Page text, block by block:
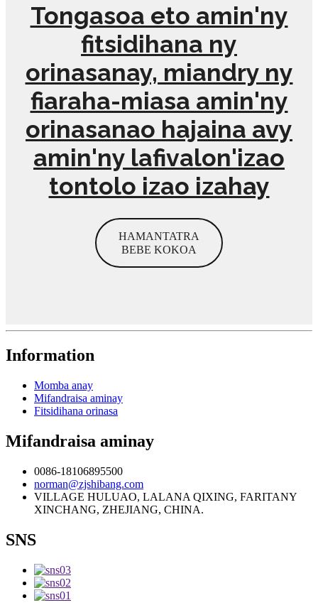
Tongasoa eto amin'ny
fitsidihana ny
orinasanay, miandry ny
fiaraha-miasa amin'ny
orinasanao hajaina avy
amin'ny lafivalon'izao
tontolo izao izahay
HAMANTATRA
BEBE KOKOA
Information
Momba anay
Mifandraisa aminay
Fitsidihana orinasa
Mifandraisa aminay
0086-18106895500
norman@zjshibang.com
VILLAGE HULUAO, LALANA QIXING, FARITANY
XINCHANG, ZHEJIANG, CHINA.
SNS